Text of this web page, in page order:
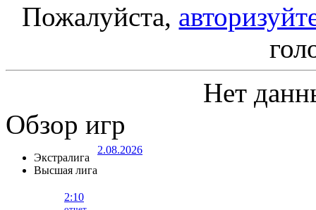
Пожалуйста,
Нет
Обзор игр
Экстралига
Высшая лига
2.08.2026
2:10